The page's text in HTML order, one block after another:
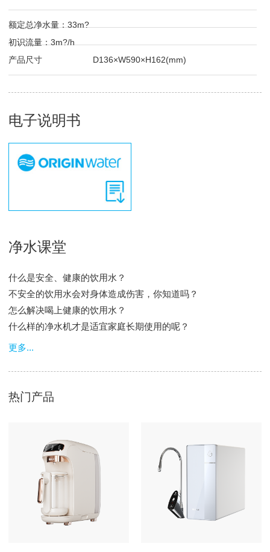
额定总净水量：33m?
初识流量：3m?/h
产品尺寸
D136×W590×H162(mm)
电子说明书
净水课堂
什么是安全、健康的饮用水？
不安全的饮用水会对身体造成伤害，你知道吗？
怎么解决喝上健康的饮用水？
什么样的净水机才是适宜家庭长期使用的呢？
更多...
热门产品